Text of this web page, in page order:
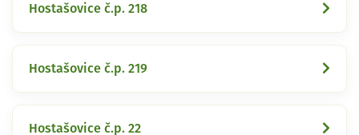
Hostašovice č.p. 218
Hostašovice č.p. 219
Hostašovice č.p. 22